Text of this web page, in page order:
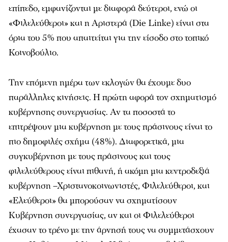
επίπεδο, εμφανίζονται με διαφορά δεύτεροι, ενώ οι
«Φιλελεύθεροι» και η Αριστερά (Die Linke) είναι στα
όρια του 5% που απαιτείται για την είσοδο στο τοπικό
Κοινοβούλιο.
Την επόμενη ημέρα των εκλογών θα έχουμε δυο
παράλληλες κινήσεις. Η πρώτη αφορά τον σχηματισμό
κυβέρνησης συνεργασίας. Αν τα ποσοστά το
επιτρέψουν μια κυβέρνηση με τους πράσινους είναι το
πιο δημοφιλές σχήμα (48%). Διαφορετικά, μια
συγκυβέρνηση με τους πράσινους και τους
φιλελεύθερους είναι πιθανή, ή ακόμη μια κεντροδεξιά
κυβέρνηση –Χριστανοκοινωνιστές, Φιλελεύθεροι, και
«Ελεύθεροι» θα μπορούσαν να σχηματίσουν
Κυβέρνηση συνεργασίας, αν και οι Φιλελεύθεροι
έχασαν το τρένο με την άρνησή τους να συμμετάσχουν